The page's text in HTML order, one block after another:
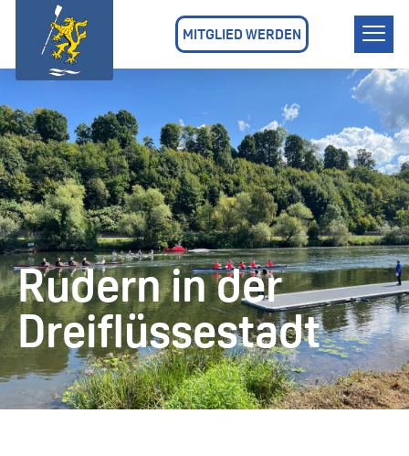
MITGLIED WERDEN
Rudern in der
Dreiflüssestadt